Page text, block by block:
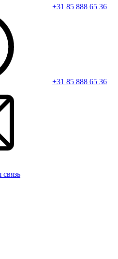
+31 85 888 65 36
+31 85 888 65 36
связь